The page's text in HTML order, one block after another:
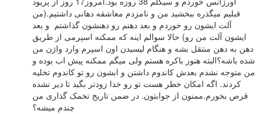
قبلیم میگذره ببخشید من و نامزدم معاشقه دهانی داشتیم.(من
آلت ایشون رو خوردم و بعد دهنم رو دهنشون گذاشتم و بعد
ایشون آلت من رو) حالا سوالم اینه که ممکنه اسپرمی از طریق
دهن به دهن منتقل بشه و هنگام لیسیدن اون اسپرم وارد واژن من
شده باشه؟البته هنوز باکره هستم ولی میگم ممکنه پیش اب بوده و
من متوجه نشدم بعدش کاندوم داشتن و ابشون رو تو کاندوم تخلیه
کردند. اگه امکان خطر هست تو رو خدا زودتر بگید تا دیر نشده
قرص بخورم.ممنون از جوابتون. در ضمن تاریخ تخمک گذاری من
چندم میشه؟